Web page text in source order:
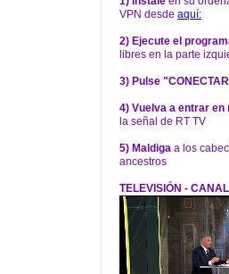
VPN desde aquí:
2) Ejecute el
libres en la parte
3) Pulse
4) Vuelva a entrar en
la señal de RT TV
5) Maldiga a los
ancestros
TELEVISIÓN -